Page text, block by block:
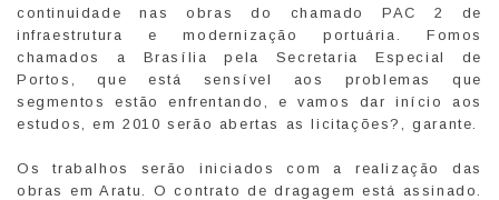
continuidade nas obras do chamado PAC 2 de
infraestrutura e modernização portuária. Fomos
chamados a Brasília pela Secretaria Especial de
Portos, que está sensível aos problemas que
segmentos estão enfrentando, e vamos dar início aos
estudos, em 2010 serão abertas as licitações?, garante.
Os trabalhos serão iniciados com a realização das
obras em Aratu. O contrato de dragagem está assinado.